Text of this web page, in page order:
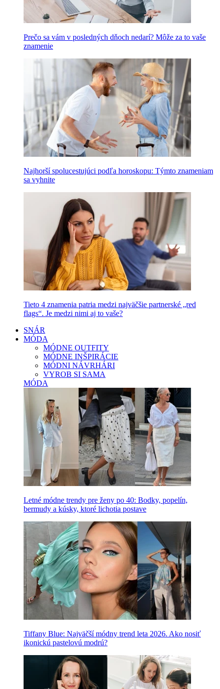
Prečo sa vám v posledných dňoch nedarí? Môže za to vaše
znamenie
Najhorší spolucestujúci podľa horoskopu: Týmto znameniam
sa vyhnite
Tieto 4 znamenia patria medzi najväčšie partnerské „red
flags“. Je medzi nimi aj to vaše?
SNÁR
MÓDA
MÓDNE OUTFITY
MÓDNE INŠPIRÁCIE
MÓDNI NÁVRHÁRI
VYROB SI SAMA
MÓDA
Letné módne trendy pre ženy po 40: Bodky, popelín,
bermudy a kúsky, ktoré lichotia postave
Tiffany Blue: Najväčší módny trend leta 2026. Ako nosiť
ikonickú pastelovú modrú?